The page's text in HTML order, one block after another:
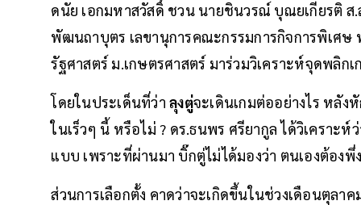
ดนัย เอกมหาสวัสดิ์ ชวน นายชินวรณ์ บุณยเกียรติ
พัฒนถาบุตร เลขานุการคณะกรรมการกิจการพิเศษ
รัฐศาสตร์ ม.เกษตรศาสตร์ มาร่วมวิเคราะห์จุดพลิก
โดยในประเด็นที่ว่า ลุงตู่จะเดินเกมต่ออย่างไร หลัง
ในเร็วๆ นี้ หรือไม่ ? ดร.ธนพร ศรียากูล ได้วิเคราะ
แบบ เพราะที่ผ่านมา บิ๊กตู่ไม่ได้มองว่า ตนเองต้อง
ส่วนการเลือกตั้ง คาดว่าจะเกิดขึ้นในช่วงเดือนตุลา